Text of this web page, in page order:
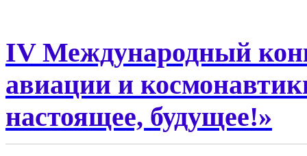
IV Международный
авиации и
настоящее, будущее!»